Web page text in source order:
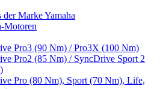
Marke Yamaha
Motoren
Pro3 (90 Nm) / Pro3X (100 Nm)
Pro2 (85 Nm) / SyncDrive Sport 2
Pro (80 Nm), Sport (70 Nm), Life,